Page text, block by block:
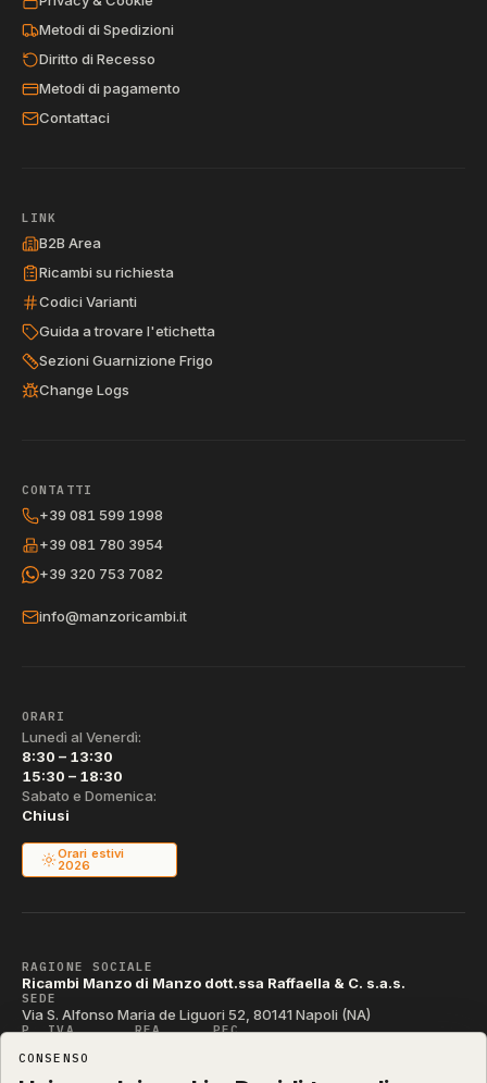
Metodi di Spedizioni
Diritto di Recesso
Metodi di pagamento
Contattaci
LINK
B2B Area
Ricambi su richiesta
Codici Varianti
Guida a trovare l'etichetta
Sezioni Guarnizione Frigo
Change Logs
CONTATTI
+39 081 599 1998
+39 081 780 3954
+39 320 753 7082
info@manzoricambi.it
ORARI
Lunedì al Venerdì:
8:30 – 13:30
15:30 – 18:30
Sabato e Domenica:
Chiusi
Orari estivi
2026
RAGIONE SOCIALE
Ricambi Manzo di Manzo dott.ssa Raffaella & C. s.a.s.
SEDE
Via S. Alfonso Maria de Liguori 52, 80141 Napoli (NA)
P. IVA REA PEC
CODICE SDI
T04ZHR3
CONSENSO